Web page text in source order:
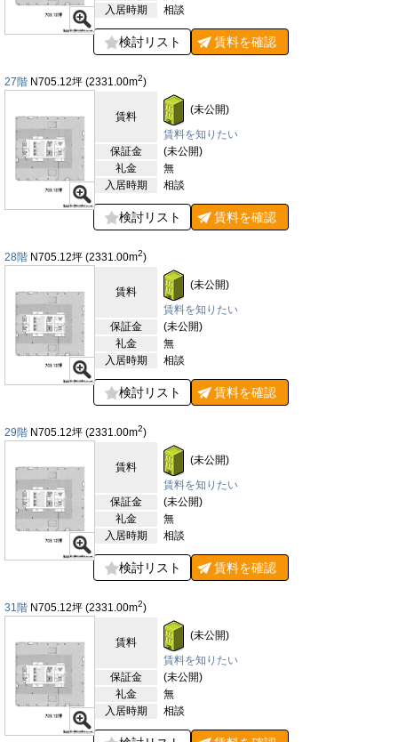
入居時期
相談
検討リスト 賃料を確認
27階 N705.12坪 (2331.00m2)
賃料
(未公開)
賃料を知りたい
保証金
(未公開)
礼金
無
入居時期
相談
検討リスト 賃料を確認
28階 N705.12坪 (2331.00m2)
賃料
(未公開)
賃料を知りたい
保証金
(未公開)
礼金
無
入居時期
相談
検討リスト 賃料を確認
29階 N705.12坪 (2331.00m2)
賃料
(未公開)
賃料を知りたい
保証金
(未公開)
礼金
無
入居時期
相談
検討リスト 賃料を確認
31階 N705.12坪 (2331.00m2)
賃料
(未公開)
賃料を知りたい
保証金
(未公開)
礼金
無
入居時期
相談